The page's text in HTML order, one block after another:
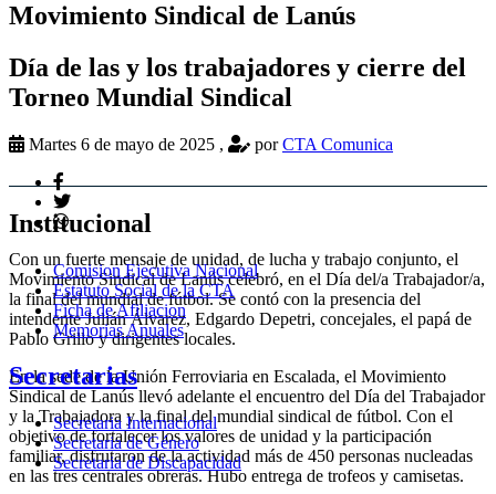
Movimiento Sindical de Lanús
Día de las y los trabajadores y cierre del
Torneo Mundial Sindical
Martes 6 de mayo de 2025 , porCTA Comunica
Con un fuerte mensaje de unidad, de lucha y trabajo conjunto, el
Movimiento Sindical de Lanús celebró, en el Día del/a Trabajador/a,
la final del mundial de fútbol. Se contó con la presencia del
intendente Julián Álvarez, Edgardo Depetri, concejales, el papá de
Pablo Grillo y dirigentes locales.
En la sede de la Unión Ferroviaria en Escalada, el Movimiento
Sindical de Lanús llevó adelante el encuentro del Día del Trabajador
y la Trabajadora y la final del mundial sindical de fútbol. Con el
objetivo de fortalecer los valores de unidad y la participación
familiar, disfrutaron de la actividad más de 450 personas nucleadas
en las tres centrales obreras. Hubo entrega de trofeos y camisetas.
Institucional
Comision Ejecutiva Nacional
Estatuto Social de la CTA
Ficha de Afiliacion
Memorias Anuales
Secretarias
Secretaria Internacional
Secretaria de Género
Secretaria de Discapacidad